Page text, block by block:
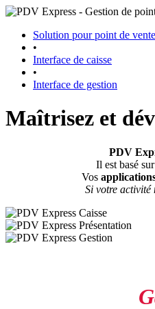
Solution pour point de vente
•
Interface de caisse
•
Interface de gestion
Maîtrisez et
PDV
Il est basé
Vos
Si votre activité